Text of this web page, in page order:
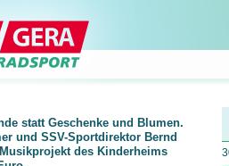
statt Geschenke und Blumen.
und SSV-Sportdirektor Bernd
des Kinderheims